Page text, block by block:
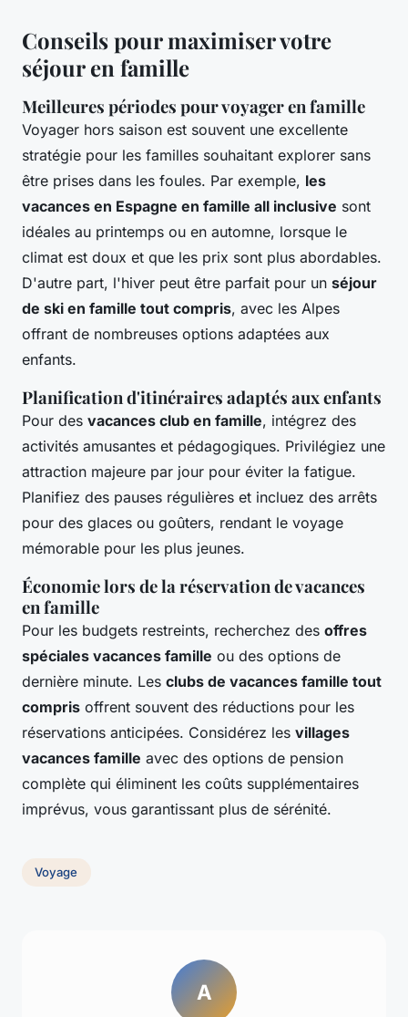
Conseils pour maximiser votre
séjour en famille
Meilleures périodes pour voyager en famille
Voyager hors saison est souvent une excellente
stratégie pour les familles souhaitant explorer sans
être prises dans les foules. Par exemple, les
vacances en Espagne en famille all inclusive sont
idéales au printemps ou en automne, lorsque le
climat est doux et que les prix sont plus abordables.
D'autre part, l'hiver peut être parfait pour un séjour
de ski en famille tout compris, avec les Alpes
offrant de nombreuses options adaptées aux
enfants.
Planification d'itinéraires adaptés aux enfants
Pour des vacances club en famille, intégrez des
activités amusantes et pédagogiques. Privilégiez une
attraction majeure par jour pour éviter la fatigue.
Planifiez des pauses régulières et incluez des arrêts
pour des glaces ou goûters, rendant le voyage
mémorable pour les plus jeunes.
Économie lors de la réservation de vacances
en famille
Pour les budgets restreints, recherchez des offres
spéciales vacances famille ou des options de
dernière minute. Les clubs de vacances famille tout
compris offrent souvent des réductions pour les
réservations anticipées. Considérez les villages
vacances famille avec des options de pension
complète qui éliminent les coûts supplémentaires
imprévus, vous garantissant plus de sérénité.
Voyage
A